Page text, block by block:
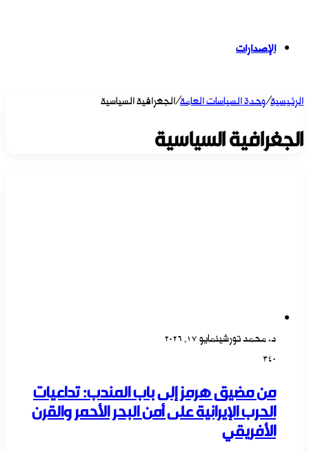
الإصدارات
الرئيسية/وحدة السياسات العامة/الجغرافية السياسية
الجغرافية السياسية
د. محمد تورشينمايو 17, 2026
340
من مضيق هرمز إلى باب المندب: تداعيات
الحرب الإيرانية على أمن البحر الأحمر والقرن
الأفريقي